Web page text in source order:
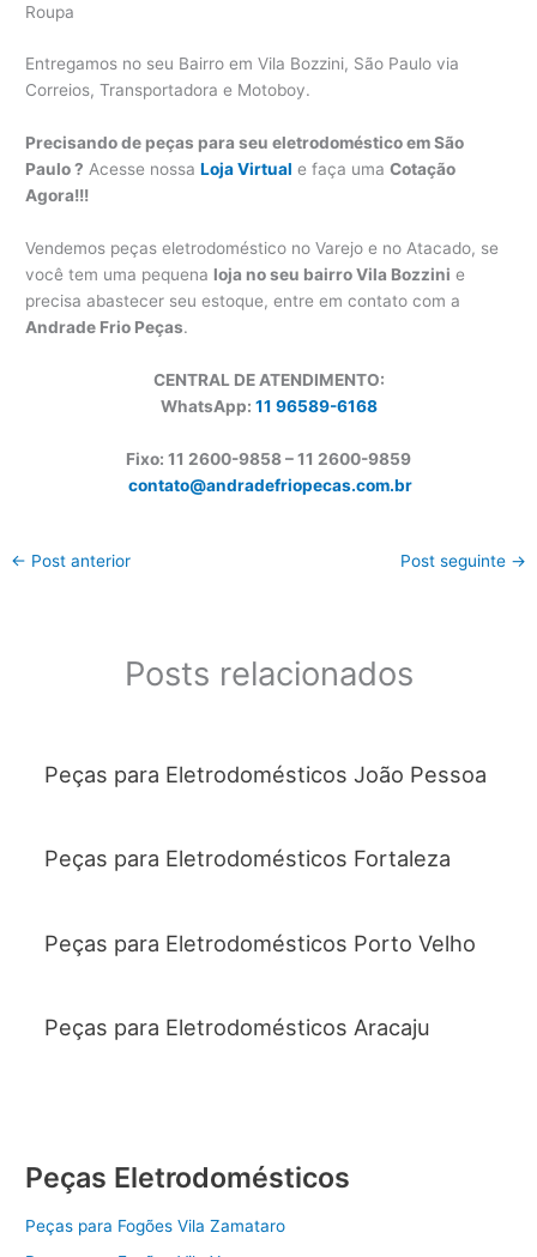
Roupa
Entregamos no seu Bairro em Vila Bozzini, São Paulo via
Correios, Transportadora e Motoboy.
Precisando de peças para seu eletrodoméstico em São
Paulo ? Acesse nossaLoja Virtual e faça umaCotação
Agora!!!
Vendemos peças eletrodoméstico no Varejo e no Atacado, se
você tem uma pequena loja no seu bairro Vila Bozzini e
precisa abastecer seu estoque, entre em contato com a
Andrade Frio Peças.
CENTRAL DE ATENDIMENTO:
WhatsApp: 11 96589-6168
Fixo: 11 2600-9858 – 11 2600-9859
contato@andradefriopecas.com.br
← Post anterior Post seguinte →
Posts relacionados
Peças para Eletrodomésticos João Pessoa
Peças para Eletrodomésticos Fortaleza
Peças para Eletrodomésticos Porto Velho
Peças para Eletrodomésticos Aracaju
Peças Eletrodomésticos
Peças para Fogões Vila Zamataro